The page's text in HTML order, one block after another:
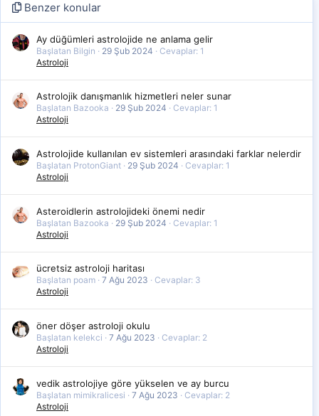
Benzer konular
Ay düğümleri astrolojide ne anlama gelir
Başlatan Bilgin 29 Şub 2024
Cevaplar: 1
Astroloji
Astrolojik danışmanlık hizmetleri neler sunar
Başlatan Bazooka 29 Şub 2024
Cevaplar: 1
Astroloji
Astrolojide kullanılan ev sistemleri arasındaki farklar nelerdir
Başlatan ProtonGiant 29 Şub 2024
Cevaplar: 1
Astroloji
Asteroidlerin astrolojideki önemi nedir
Başlatan Bazooka 29 Şub 2024
Cevaplar: 1
Astroloji
ücretsiz astroloji haritası
Başlatan poam 7 Ağu 2023
Cevaplar: 3
Astroloji
öner döşer astroloji okulu
Başlatan kelekci 7 Ağu 2023
Cevaplar: 2
Astroloji
vedik astrolojiye göre yükselen ve ay burcu
Başlatan mimikralicesi 7 Ağu 2023
Cevaplar: 2
Astroloji